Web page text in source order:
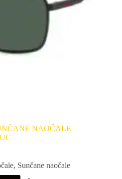
NAOČALE
, Sunčane naočale